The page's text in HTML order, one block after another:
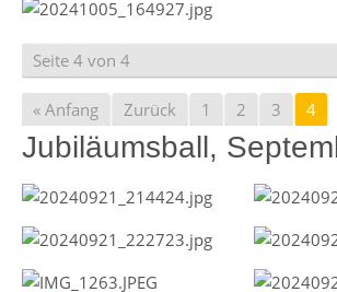
Seite 4 von 4
« Anfang Zurück 1 2 3 4
Jubiläumsball,